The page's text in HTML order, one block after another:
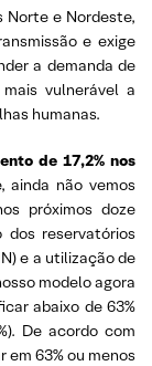
Norte e Nordeste,
e exige
a demanda de
vulnerável a
humanas.
de 17,2% nos
ainda não vemos
próximos doze
dos reservatórios
e a utilização de
modelo agora
abaixo de 63%
De acordo com
em 63% ou menos